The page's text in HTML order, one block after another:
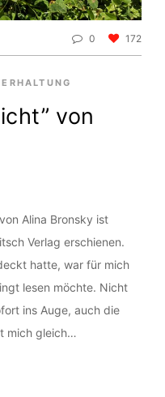
0 172
von
Alina Bronsky ist
Verlag erschienen.
hatte, war für mich
lesen möchte. Nicht
ins Auge, auch die
mich gleich…